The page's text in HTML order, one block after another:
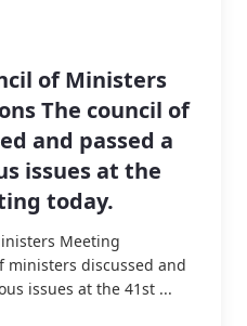
of Ministers
The council of
and passed a
issues at the
today.
Meeting
ministers discussed and
issues at the 41st ...